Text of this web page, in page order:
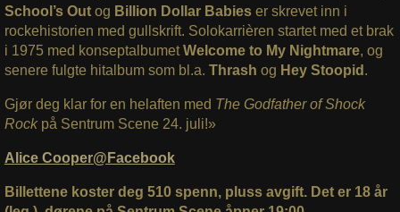
School’s Outog Billion Dollar Babieser skrevet inn i
rockehistorien med gullskrift. Solokarrièren startet med et brak
i 1975 med konseptalbumetWelcome to My Nightmare, og
senere fulgte hitalbum som bl.a. Thrash og Hey Stoopid .
Gjør deg klar for en helaften med The Godfather of Shock
Rockpå Sentrum Scene 24. juli!»
Alice Cooper@Facebook
Billettene koster deg 510 spenn, pluss avgift. Det er 18 år